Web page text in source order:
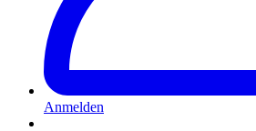
Anmelden